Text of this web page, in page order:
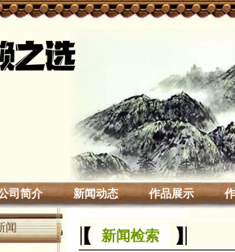
司简介 新闻动态 作品展示
闻
新闻检索